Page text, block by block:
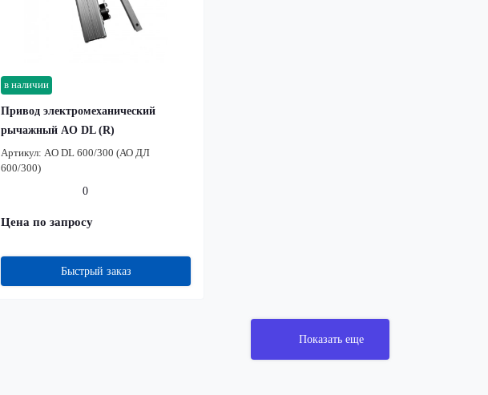
в наличии
Привод электромеханический
рычажный AO DL (R)
Артикул: AO DL 600/300 (АО ДЛ
600/300)
0
Цена по запросу
Быстрый заказ
Показать еще